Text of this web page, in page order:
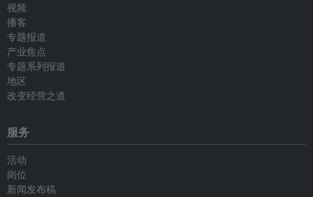
视频
播客
专题报道
产业焦点
专题系列报道
地区
改变经营之道
服务
活动
岗位
新闻发布稿